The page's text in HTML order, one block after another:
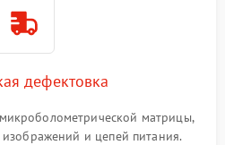
дефектовка
матрицы,
и цепей питания.